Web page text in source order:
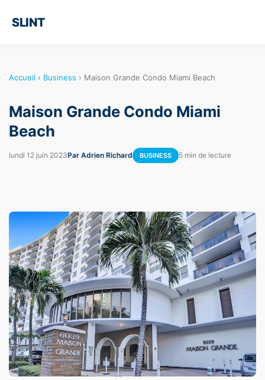
SLINT
Accueil › Business › Maison Grande Condo Miami Beach
Maison Grande Condo Miami
Beach
lundi 12 juin 2023Par Adrien Richard BUSINESS 5 min de lecture